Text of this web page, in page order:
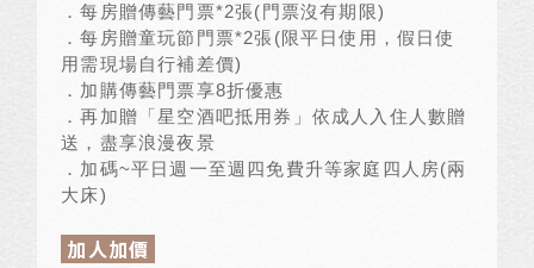
．每房贈傳藝門票*2張(門票沒有期限)
．每房贈童玩節門票*2張 (限平日使用，假日使
用需現場自行補差價)
．加購傳藝門票享8折優惠
．再加贈「星空酒吧抵用券」依成人入住人數贈
送，盡享浪漫夜景
．加碼~平日週一至週四免費升等家庭四人房(兩
大床)
加人加價